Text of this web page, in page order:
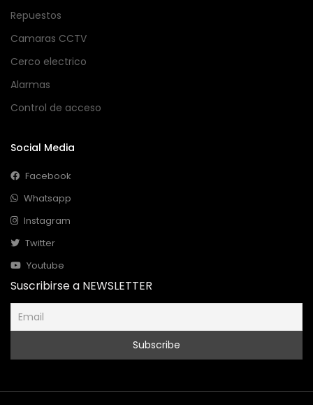
Repuestos
Camaras CCTV
Cerco electrico
Alarmas
Control de acceso
Social Media
Facebook
Whatsapp
Instagram
Twitter
Youtube
Suscribirse a NEWSLETTER